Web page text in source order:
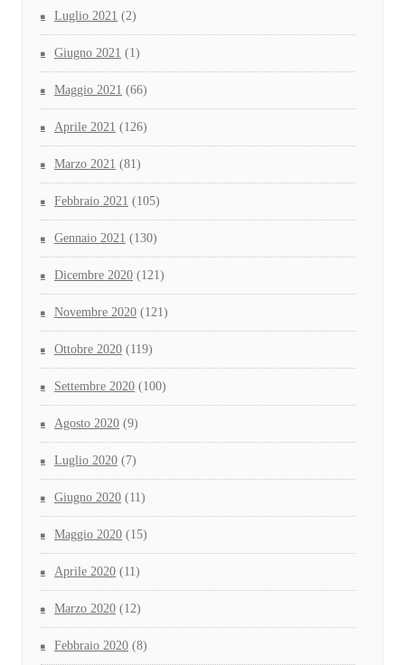
Luglio 2021 (2)
Giugno 2021 (1)
Maggio 2021 (66)
Aprile 2021 (126)
Marzo 2021 (81)
Febbraio 2021 (105)
Gennaio 2021 (130)
Dicembre 2020 (121)
Novembre 2020 (121)
Ottobre 2020 (119)
Settembre 2020 (100)
Agosto 2020 (9)
Luglio 2020 (7)
Giugno 2020 (11)
Maggio 2020 (15)
Aprile 2020 (11)
Marzo 2020 (12)
Febbraio 2020 (8)